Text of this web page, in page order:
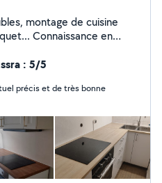
montage de cuisine
Connaissance en
: 5/5
précis et de très bonne